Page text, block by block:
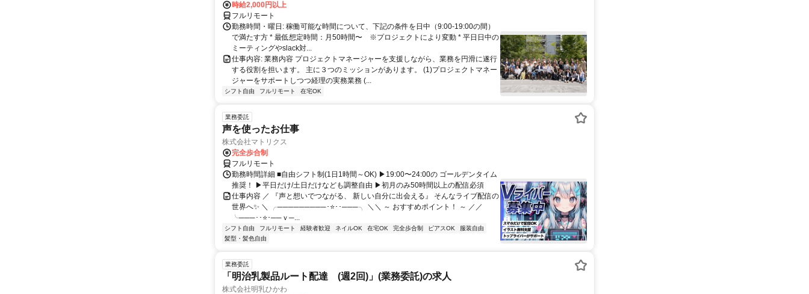
時給2,000円以上
フルリモート
勤務時間・曜日: 稼働可能な時間について、下記の条件を日中（9:00-19:00の間）
で満たす方 * 最低想定時間：月50時間〜 ※プロジェクトにより変動 * 平日日中の
ミーティングやslack対...
仕事内容: 業務内容 プロジェクトマネージャーを支援しながら、業務を円滑に遂行
する役割を担います。 主に３つのミッションがあります。 (1)プロジェクトマネー
ジャーをサポートしつつ経理の実務業務 (...
シフト自由 フルリモート 在宅OK
業務委託
声を使ったお仕事
株式会社マトリクス
完全歩合制
フルリモート
勤務時間詳細 ■自由シフト制(1日1時間～OK) ▶19:00〜24:00の ゴールデンタイム
推奨！ ▶平日だけ/土日だけなども調整自由 ▶初月のみ50時間以上の配信必須
仕事内容 ／ 『声と想いでつながる、 新しい自分に出会える』 そんなライブ配信の
世界へ✨ ＼ ╭─────────･⭐･･───╮ ＼＼ ～ おすすめポイント！ ～ ／／
╰───･･⭐･──ｖ─...
シフト自由 フルリモート 経験者歓迎 ネイルOK 在宅OK 完全歩合制 ピアスOK
服装自由
髪型・髪色自由
業務委託
「明治乳製品ルート配達 (週2回)」(業務委託)の求人
株式会社明乳ひかわ